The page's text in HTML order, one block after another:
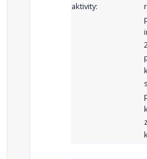
aktivity: